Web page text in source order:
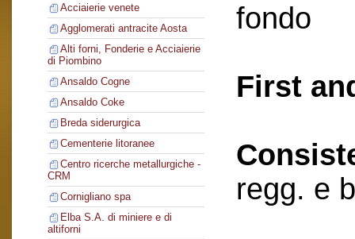
Acciaierie venete
Agglomerati antracite Aosta
Alti forni, Fonderie e Acciaierie
di Piombino
Ansaldo Cogne
Ansaldo Coke
Breda siderurgica
Cementerie litoranee
Centro ricerche metallurgiche -
CRM
Cornigliano spa
Elba S.A. di miniere e di
altiforni
fondo
First
regg. e